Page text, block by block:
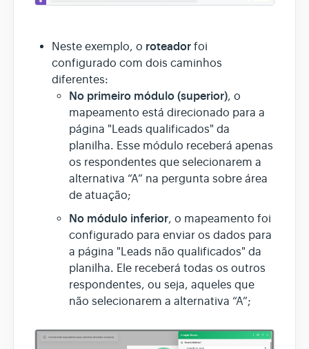
Neste exemplo, o roteador foi
configurado com dois caminhos
diferentes:
No primeiro módulo (superior), o
mapeamento está direcionado para a
página "Leads qualificados" da
planilha. Esse módulo receberá apenas
os respondentes que selecionarem a
alternativa “A” na pergunta sobre área
de atuação;
No módulo inferior, o mapeamento foi
configurado para enviar os dados para
a página "Leads não qualificados" da
planilha. Ele receberá todas os outros
respondentes, ou seja, aqueles que
não selecionarem a alternativa “A”;